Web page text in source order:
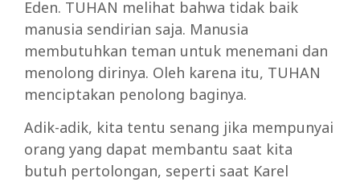
Eden. TUHAN melihat bahwa tidak baik
manusia sendirian saja. Manusia
membutuhkan teman untuk menemani dan
menolong dirinya. Oleh karena itu, TUHAN
menciptakan penolong baginya.
Adik-adik, kita tentu senang jika mempunyai
orang yang dapat membantu saat kita
butuh pertolongan, seperti saat Karel